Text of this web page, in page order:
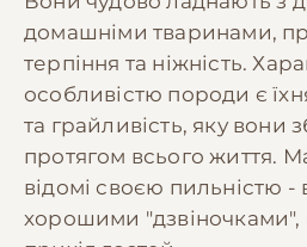
домашніми тваринами,
терпіння та ніжність.
особливістю породи є
та грайливість, яку вони
протягом всього життя.
відомі своєю пильністю -
хорошими